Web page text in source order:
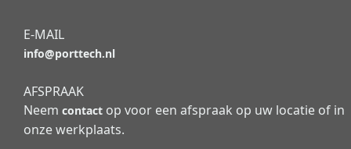
E-MAIL
info@porttech.nl
AFSPRAAK
Neem contact op voor een afspraak op uw locatie of in
onze werkplaats.